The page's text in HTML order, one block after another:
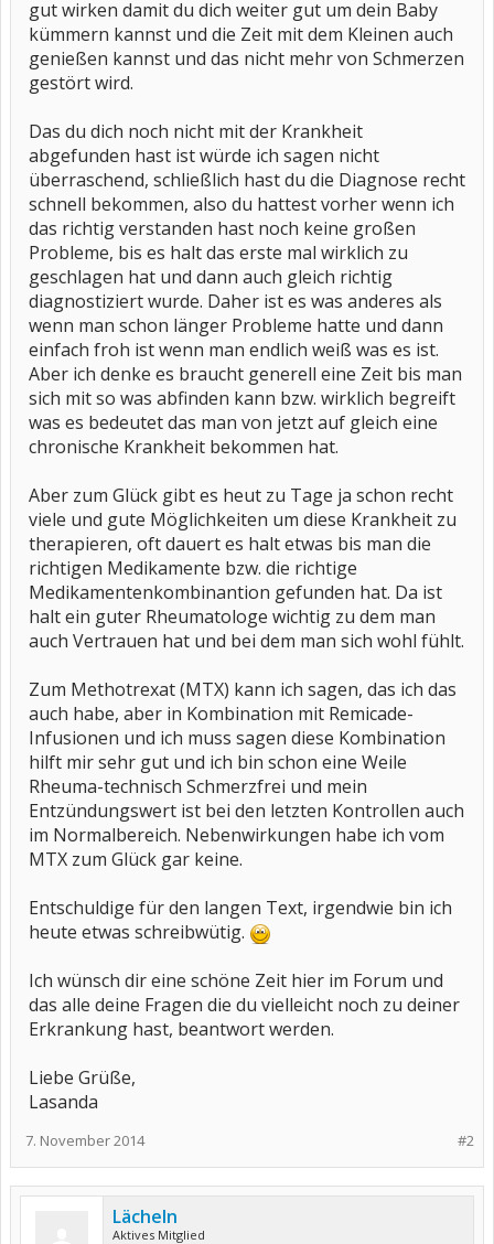
gut wirken damit du dich weiter gut um dein Baby
kümmern kannst und die Zeit mit dem Kleinen auch
genießen kannst und das nicht mehr von Schmerzen
gestört wird.
Das du dich noch nicht mit der Krankheit
abgefunden hast ist würde ich sagen nicht
überraschend, schließlich hast du die Diagnose recht
schnell bekommen, also du hattest vorher wenn ich
das richtig verstanden hast noch keine großen
Probleme, bis es halt das erste mal wirklich zu
geschlagen hat und dann auch gleich richtig
diagnostiziert wurde. Daher ist es was anderes als
wenn man schon länger Probleme hatte und dann
einfach froh ist wenn man endlich weiß was es ist.
Aber ich denke es braucht generell eine Zeit bis man
sich mit so was abfinden kann bzw. wirklich begreift
was es bedeutet das man von jetzt auf gleich eine
chronische Krankheit bekommen hat.
Aber zum Glück gibt es heut zu Tage ja schon recht
viele und gute Möglichkeiten um diese Krankheit zu
therapieren, oft dauert es halt etwas bis man die
richtigen Medikamente bzw. die richtige
Medikamentenkombinantion gefunden hat. Da ist
halt ein guter Rheumatologe wichtig zu dem man
auch Vertrauen hat und bei dem man sich wohl fühlt.
Zum Methotrexat (MTX) kann ich sagen, das ich das
auch habe, aber in Kombination mit Remicade-
Infusionen und ich muss sagen diese Kombination
hilft mir sehr gut und ich bin schon eine Weile
Rheuma-technisch Schmerzfrei und mein
Entzündungswert ist bei den letzten Kontrollen auch
im Normalbereich. Nebenwirkungen habe ich vom
MTX zum Glück gar keine.
Entschuldige für den langen Text, irgendwie bin ich
heute etwas schreibwütig.
Ich wünsch dir eine schöne Zeit hier im Forum und
das alle deine Fragen die du vielleicht noch zu deiner
Erkrankung hast, beantwort werden.
Liebe Grüße,
Lasanda
#2
7. November 2014
Lächeln
Aktives Mitglied